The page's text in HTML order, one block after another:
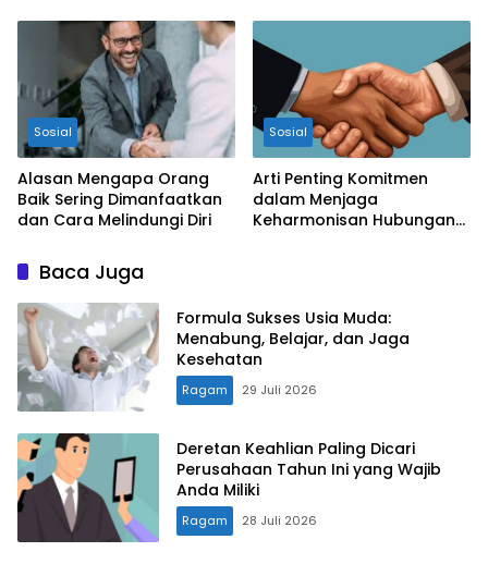
Sosial
Alasan Mengapa Orang
Baik Sering Dimanfaatkan
dan Cara Melindungi Diri
Sosial
Arti Penting Komitmen
dalam Menjaga
Keharmonisan Hubungan
Baca Juga
Formula Sukses Usia Muda:
Menabung, Belajar, dan Jaga
Kesehatan
Ragam 29 Juli 2026
Deretan Keahlian Paling Dicari
Perusahaan Tahun Ini yang Wajib
Anda Miliki
Ragam 28 Juli 2026